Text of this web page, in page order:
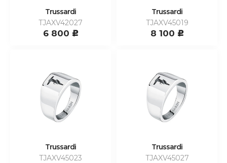
Trussardi
TJAXV42027
6 800 c
Trussardi
TJAXV45019
8 100 c
Trussardi
TJAXV45023
Trussardi
TJAXV45027